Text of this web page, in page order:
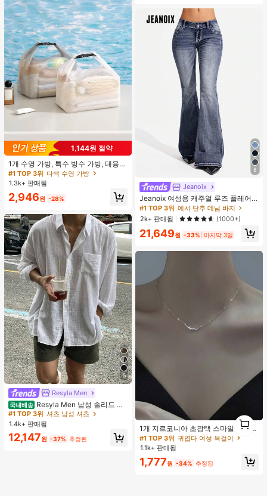
1,144원 절약
1개 수영 가방, 특수 방수 가방, 대용량
남성용 비치 세면 가방, 여성용 수영
복, 여행, 휴대용, 경량, , 스타일리시
#1 TOP 3위 다색 수영 가방
1.3k+ 판매됨
2,946원 -28%
5
Resyla Men
국내배송 Resyla Men 남성 솔리드 컬
러 버튼 프론트 긴팔 포켓 캐주얼 셔츠
#1 TOP 3위 셔츠 남성 셔츠
1.4k+ 판매됨
12,147원 -37% 추정된
8
Jeanoix
Jeanoix 여성용 캐주얼 루즈 플레어
레그 로우웨이스트 청바지
#1 TOP 3위 에서 단추 데님 바지
2k+ 판매됨
(1000+)
21,649원 -33% 마지막 3일
1개 지르코니아 초광택 스마일 목걸
이, 미니멀리스트 경량 패션 다용도 목
걸이, 여성 모임, 연회, 데이트, 휴일,
선물에 적합
#1 TOP 3위
귀엽다 여성 목걸이
거의 매진!
#1 TOP 3위 귀엽다 여성 목걸이
거의 매진!
#1 TOP 3위 귀엽다 여성 목걸이
거의 매진!
#1 TOP 3위
거의 매진!
1.1k+ 판매됨
1,777원 -34% 추정된
1